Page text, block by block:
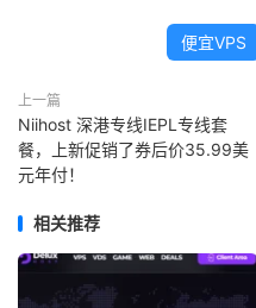
便宜VPS
上一篇
Niihost 深港专线IEPL专线套
餐，上新促销了券后价35.99美
元年付！
相关推荐